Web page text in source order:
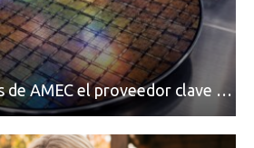
Fuertes ganancias de AMEC el proveedor clave para la fabricación de chips y memorias para CXMT, SMIC y Huawei